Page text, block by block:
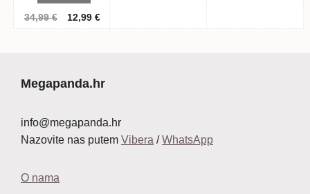
34,99€
Izvorna
12,99 €Trenutna
Megapanda.hr
info@megapanda.hr
Nazovite nas putem Vibera /WhatsApp
O nama